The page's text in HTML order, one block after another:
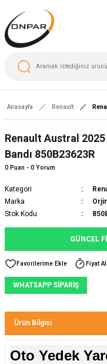
Anasayfa Renault
Renault Austral 2025
Bandı 850B23623R
0 Puan - 0 Yorum
Kategori
Marka
Stok Kodu
GÜNCEL
Fiyat
WHATSAPP SİPARİŞ
Ürün Bilgisi
Oto Yedek